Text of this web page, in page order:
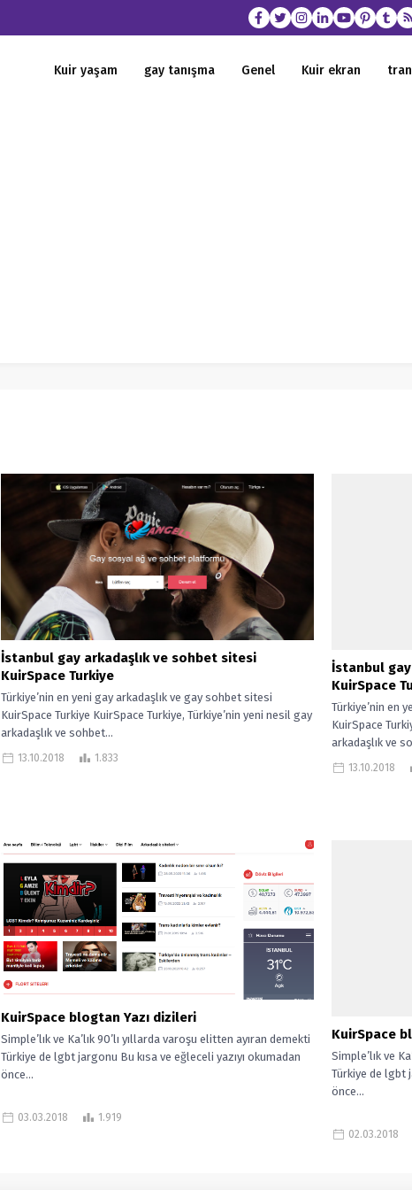
Kuir yaşam gay tanışma Genel Kuir ekran
İstanbul gay arkadaşlık ve sohbet sitesi
KuirSpace Turkiye
Türkiye’nin en yeni gay arkadaşlık ve gay sohbet sitesi
KuirSpace Turkiye KuirSpace Turkiye, Türkiye’nin yeni nesil gay
arkadaşlık ve sohbet...
13.10.2018 1.833
İstanbul
KuirSpace
Türkiye’nin en
KuirSpace
arkadaşlık ve
13.10.2018
KuirSpace blogtan Yazı dizileri
Simple’lık ve Ka’lık 90’lı yıllarda varoşu elitten ayıran demekti
Türkiye de lgbt jargonu Bu kısa ve eğleceli yazıyı okumadan
önce...
03.03.2018 1.919
KuirSpace
Simple’lık ve
Türkiye de lgbt
önce...
02.03.2018